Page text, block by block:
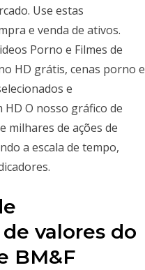
Use estas
e venda de ativos.
Porno e Filmes de
HD grátis, cenas porno e
e
O nosso gráfico de
milhares de ações de
a escala de tempo,
valores do
BM&F